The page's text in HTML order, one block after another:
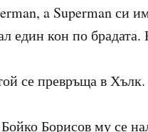
a Superman си
един кон по брадата.
се превръща в
Борисов му се